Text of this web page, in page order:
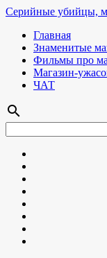
Серийные убийцы,
Главная
Знаменитые
Фильмы про
Магазин-
ЧАТ
search